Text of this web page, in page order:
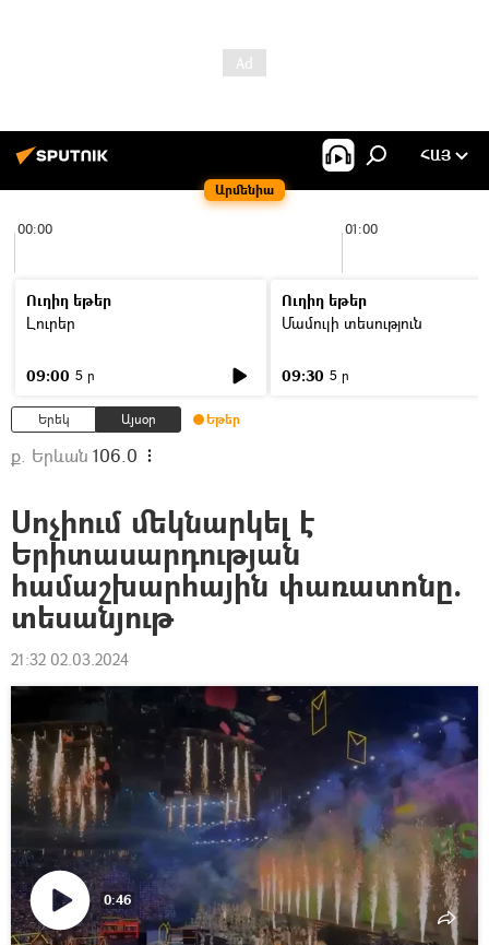
Արմենիա
ՀԱՅ
00:00 01:00
Ուղիղ եթեր
Լուրեր
09:00 5 ր
Ուղիղ եթեր
Մամուլի տեսություն
09:30 5 ր
Երեկ Այսօր Եթեր
ք. Երևան 106.0
Սոչիում մեկնարկել է
Երիտասարդության
համաշխարհային փառատոնը.
տեսանյութ
21:32 02.03.2024
0:46